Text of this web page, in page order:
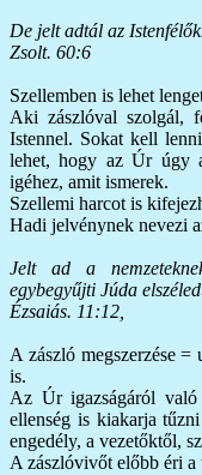
De jelt adtál az
Zsolt. 60:6
Szellemben is lehet
Aki zászlóval szolgál,
Istennel. Sokat kell
lehet, hogy az Úr úgy
igéhez, amit ismerek.
Szellemi harcot is
Hadi jelvénynek nevezi
Jelt ad a
egybegyűjti Júda
Ézsaiás. 11:12,
A zászló megszerzése
is.
Az Úr igazságáról
ellenség is kiakarja
engedély, a vezetőktől,
A zászlóvivőt előbb éri a